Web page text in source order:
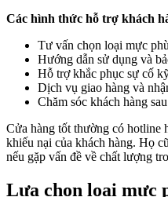
Các hình thức hỗ trợ khách
Tư vấn chọn loại mực
Hướng dẫn sử dụng và
Hỗ trợ khắc phục sự cố
Dịch vụ giao hàng và
Chăm sóc khách hàng
Cửa hàng tốt thường có hotline
khiếu nại của khách hàng. Họ
nếu gặp vấn đề về chất lượng
Lựa chọn loại mực